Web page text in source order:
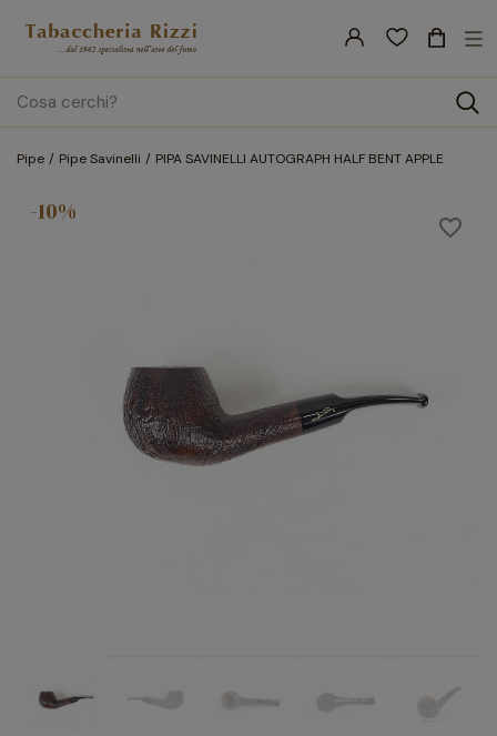
search
☰
Pipe Pipe Savinelli PIPA SAVINELLI AUTOGRAPH HALF BENT APPLE
favorite_border
-10%